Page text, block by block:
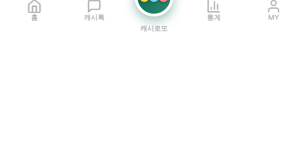
홈 캐시톡
캐시로또
통계 MY